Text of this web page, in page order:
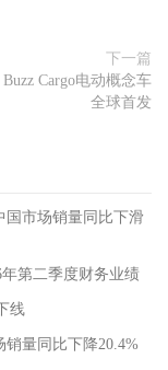
下一篇
Cargo电动概念车
全球首发
国市场销量同比下滑
年第二季度财务业绩
线
量同比下降20.4%